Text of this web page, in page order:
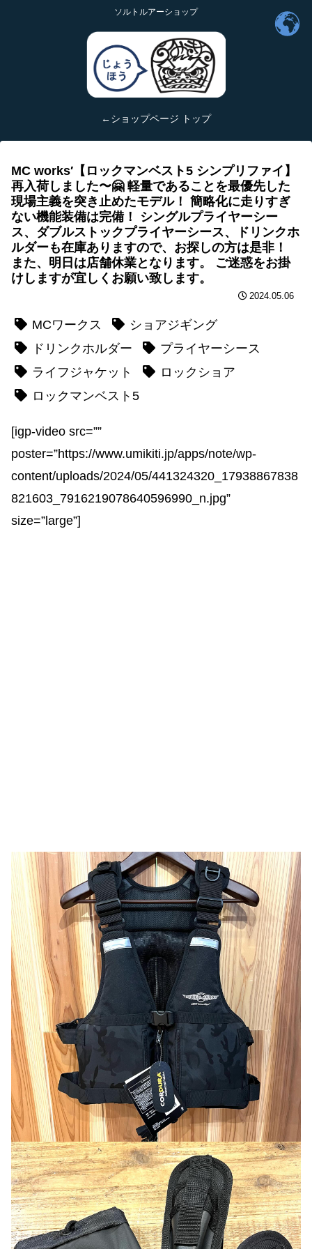
ソルトルアーショップ
←ショップページ トップ
MC works′【ロックマンベスト5 シンプリファイ】
再入荷しました〜🤗 軽量であることを最優先した
現場主義を突き止めたモデル！ 簡略化に走りすぎ
ない機能装備は完備！ シングルプライヤーシー
ス、ダブルストックプライヤーシース、ドリンクホ
ルダーも在庫ありますので、お探しの方は是非！
また、明日は店舗休業となります。 ご迷惑をお掛
けしますが宜しくお願い致します。
2024.05.06
MCワークス
ショアジギング
ドリンクホルダー
プライヤーシース
ライフジャケット
ロックショア
ロックマンベスト5
[igp-video src=””
poster=”https://www.umikiti.jp/apps/note/wp-
content/uploads/2024/05/441324320_17938867838
821603_7916219078640596990_n.jpg”
size=”large”]